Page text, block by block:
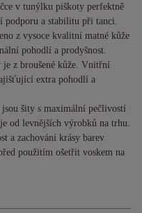
v tunýlku piškoty perfektně
a stabilitu při tanci.
z vysoce kvalitní matné kůže
pohodlí a prodyšnost.
je z broušené kůže. Vnitřní
extra pohodlí a
jsou šity s maximální pečlivostí
od levnějších výrobků na trhu.
a zachování krásy barev
použitím ošetřit voskem na